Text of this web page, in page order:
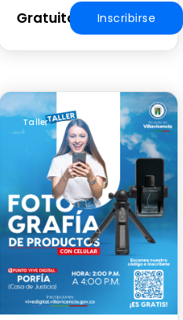
Gratuito Inscribirse
Taller